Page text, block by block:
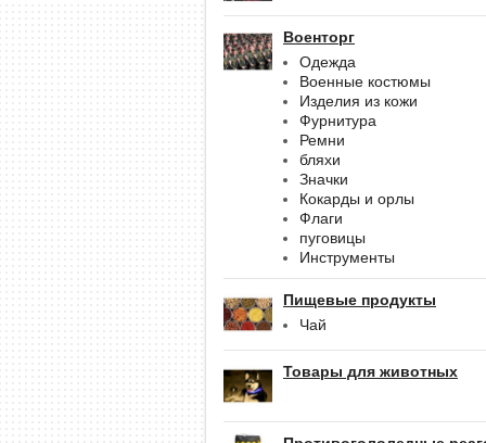
Военторг
Одежда
Военные костюмы
Изделия из кожи
Фурнитура
Ремни
бляхи
Значки
Кокарды и орлы
Флаги
пуговицы
Инструменты
Пищевые продукты
Чай
Товары для животных